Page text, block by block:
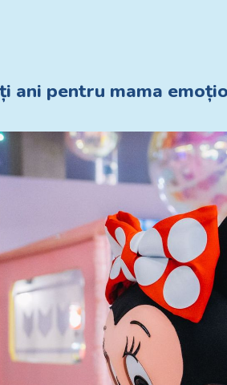
ani pentru mama